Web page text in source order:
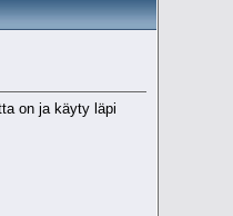
on ja käyty läpi